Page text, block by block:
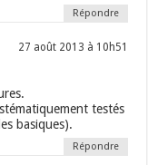
Répondre
27 août 2013 à 10h51
testés
basiques).
Répondre